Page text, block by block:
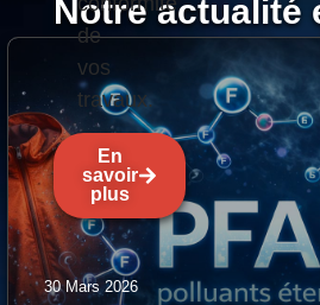
de
vos
travaux.
En
savoir
plus
Notre actualité
30 Mars 2026